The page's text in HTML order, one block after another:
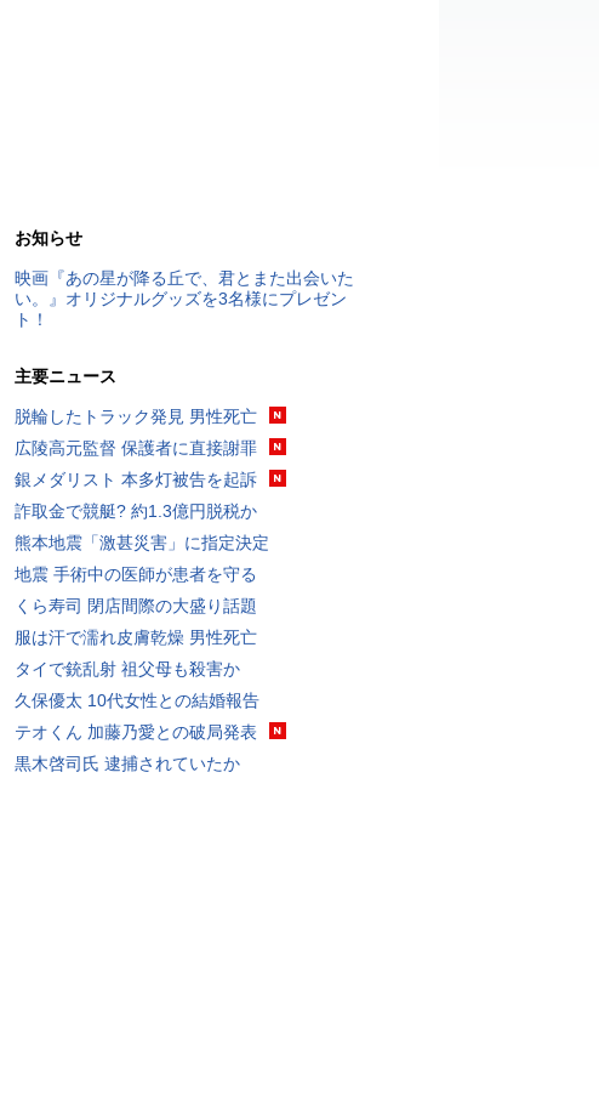
お知らせ
映画『あの星が降る丘で、君とまた出会いた
い。』オリジナルグッズを3名様にプレゼン
ト！
主要ニュース
脱輪したトラック発見 男性死亡
広陵高元監督 保護者に直接謝罪
銀メダリスト 本多灯被告を起訴
詐取金で競艇? 約1.3億円脱税か
熊本地震「激甚災害」に指定決定
地震 手術中の医師が患者を守る
くら寿司 閉店間際の大盛り話題
服は汗で濡れ皮膚乾燥 男性死亡
タイで銃乱射 祖父母も殺害か
久保優太 10代女性との結婚報告
テオくん 加藤乃愛との破局発表
黒木啓司氏 逮捕されていたか